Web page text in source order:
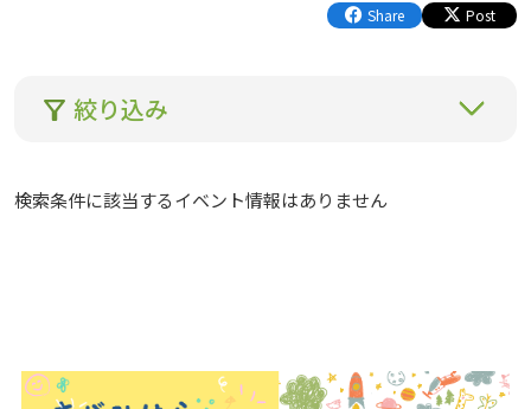
Share
Post
絞り込み
検索条件に該当するイベント情報はありません